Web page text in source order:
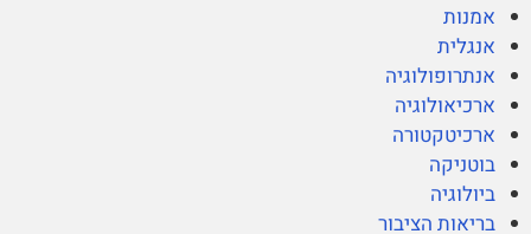
אמנות
אנגלית
אנתרופולוגיה
ארכיאולוגיה
ארכיטקטורה
בוטניקה
ביולוגיה
בריאות הציבור